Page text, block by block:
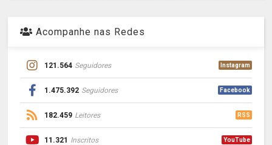
Acompanhe nas Redes
121.564 Seguidores Instagram
1.475.392 Seguidores Facebook
182.459 Leitores RSS
11.321 Inscritos YouTube